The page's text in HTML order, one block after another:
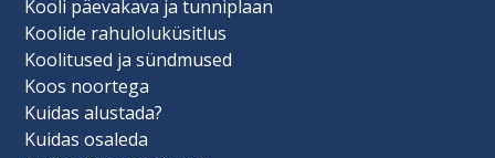
Kooli päevakava ja tunniplaan
Koolide rahuloluküsitlus
Koolitused ja sündmused
Koos noortega
Kuidas alustada?
Kuidas osaleda